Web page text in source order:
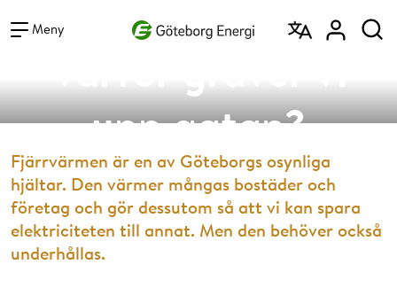
Meny
upp gatan?
Fjärrvärmen är en av Göteborgs osynliga
hjältar. Den värmer mångas bostäder och
företag och gör dessutom så att vi kan spara
elektriciteten till annat. Men den behöver också
underhållas.